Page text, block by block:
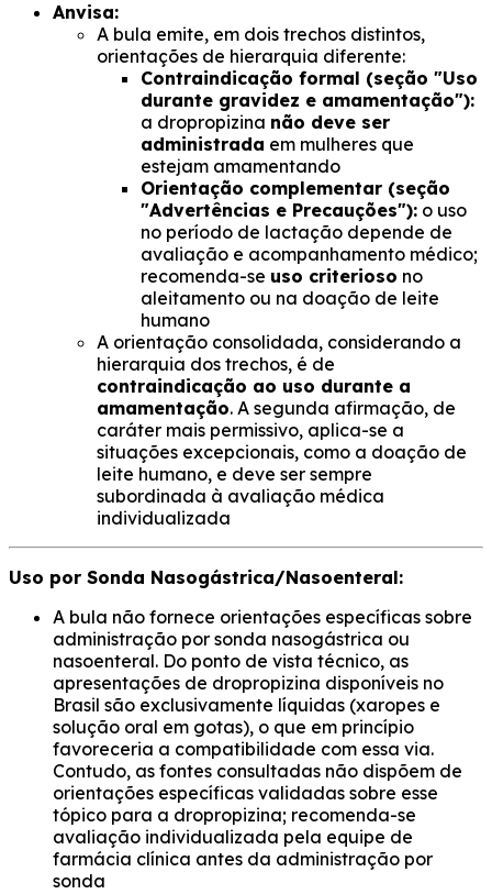
Anvisa:
A bula emite, em dois trechos distintos,
orientações de hierarquia diferente:
Contraindicação formal (seção "Uso
durante gravidez e amamentação"):
a dropropizina não deve ser
administrada em mulheres que
estejam amamentando
Orientação complementar (seção
"Advertências e Precauções"): o uso
no período de lactação depende de
avaliação e acompanhamento médico;
recomenda-se uso criterioso no
aleitamento ou na doação de leite
humano
A orientação consolidada, considerando a
hierarquia dos trechos, é de
contraindicação ao uso durante a
amamentação. A segunda afirmação, de
caráter mais permissivo, aplica-se a
situações excepcionais, como a doação de
leite humano, e deve ser sempre
subordinada à avaliação médica
individualizada
Uso por Sonda Nasogástrica/Nasoenteral:
A bula não fornece orientações específicas sobre
administração por sonda nasogástrica ou
nasoenteral. Do ponto de vista técnico, as
apresentações de dropropizina disponíveis no
Brasil são exclusivamente líquidas (xaropes e
solução oral em gotas), o que em princípio
favoreceria a compatibilidade com essa via.
Contudo, as fontes consultadas não dispõem de
orientações específicas validadas sobre esse
tópico para a dropropizina; recomenda-se
avaliação individualizada pela equipe de
farmácia clínica antes da administração por
sonda